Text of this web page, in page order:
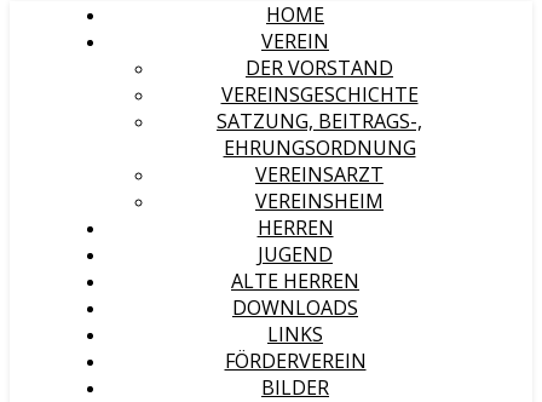
HOME
VEREIN
DER VORSTAND
VEREINSGESCHICHTE
SATZUNG, BEITRAGS-,
EHRUNGSORDNUNG
VEREINSARZT
VEREINSHEIM
HERREN
JUGEND
ALTE HERREN
DOWNLOADS
LINKS
FÖRDERVEREIN
BILDER